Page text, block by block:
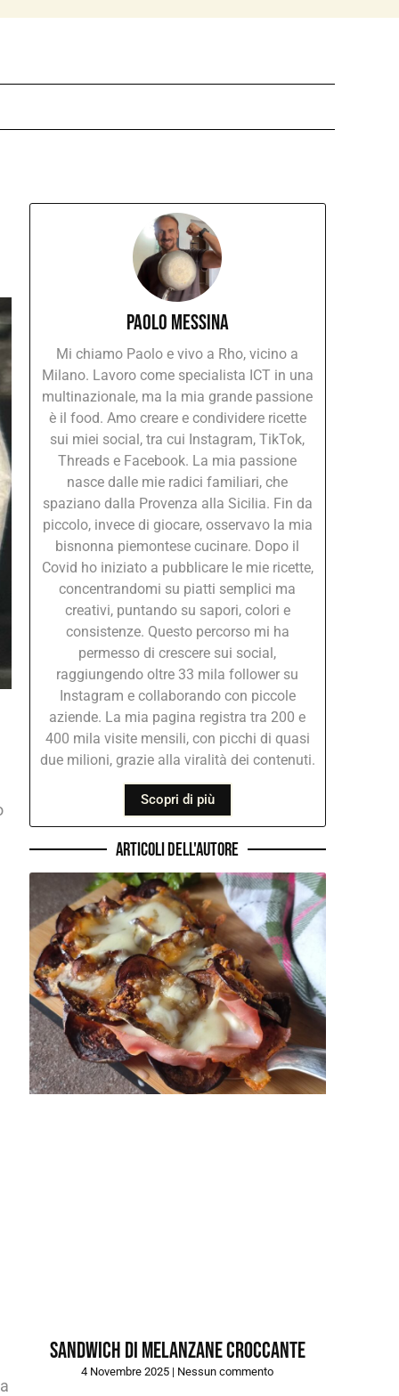
Paolo Messina
Mi chiamo Paolo e vivo a Rho, vicino a
Milano. Lavoro come specialista ICT in una
multinazionale, ma la mia grande passione
è il food. Amo creare e condividere ricette
sui miei social, tra cui Instagram, TikTok,
Threads e Facebook. La mia passione
nasce dalle mie radici familiari, che
spaziano dalla Provenza alla Sicilia. Fin da
piccolo, invece di giocare, osservavo la mia
bisnonna piemontese cucinare. Dopo il
Covid ho iniziato a pubblicare le mie ricette,
concentrandomi su piatti semplici ma
creativi, puntando su sapori, colori e
consistenze. Questo percorso mi ha
permesso di crescere sui social,
raggiungendo oltre 33 mila follower su
Instagram e collaborando con piccole
aziende. La mia pagina registra tra 200 e
400 mila visite mensili, con picchi di quasi
due milioni, grazie alla viralità dei contenuti.
Scopri di più
Articoli dell'autore
Sandwich di melanzane croccante
4 Novembre 2025 Nessun commento